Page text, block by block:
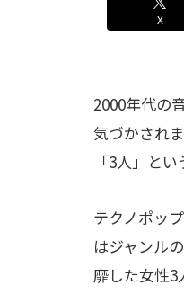
X
2000年代の
気づかされ
「3人」と
テクノポッ
はジャンル
靡した女性3